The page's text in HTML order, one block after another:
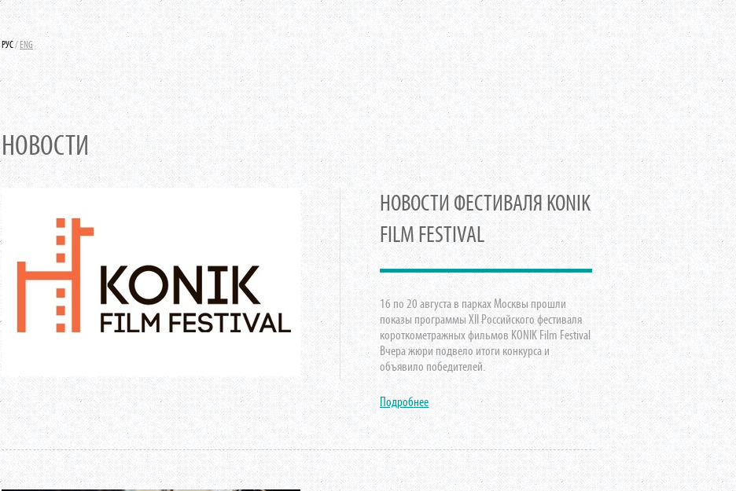
РУС/ENG
НОВОСТИ
НОВОСТИ ФЕСТИВАЛЯ KONIK
FILM FESTIVAL
16 по 20 августа в парках Москвы прошли
показы программы XII Российского фестиваля
короткометражных фильмов KONIK Film Festival
Вчера жюри подвело итоги конкурса и
объявило победителей.
Подробнее